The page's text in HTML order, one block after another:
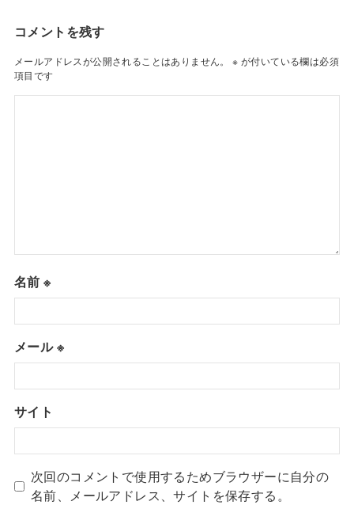
コメントを残す
メールアドレスが公開されることはありません。 ※ が付いている欄は必須
項目です
名前※
メール※
サイト
次回のコメントで使用するためブラウザーに自分の
名前、メールアドレス、サイトを保存する。